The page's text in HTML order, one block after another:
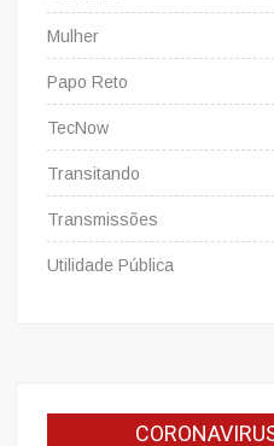
Mulher
Papo Reto
TecNow
Transitando
Transmissões
Utilidade Pública